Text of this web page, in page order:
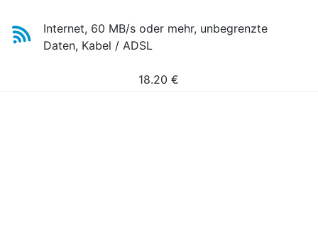
Internet, 60 MB/s oder mehr, unbegrenzte
Daten, Kabel / ADSL
18.20 €